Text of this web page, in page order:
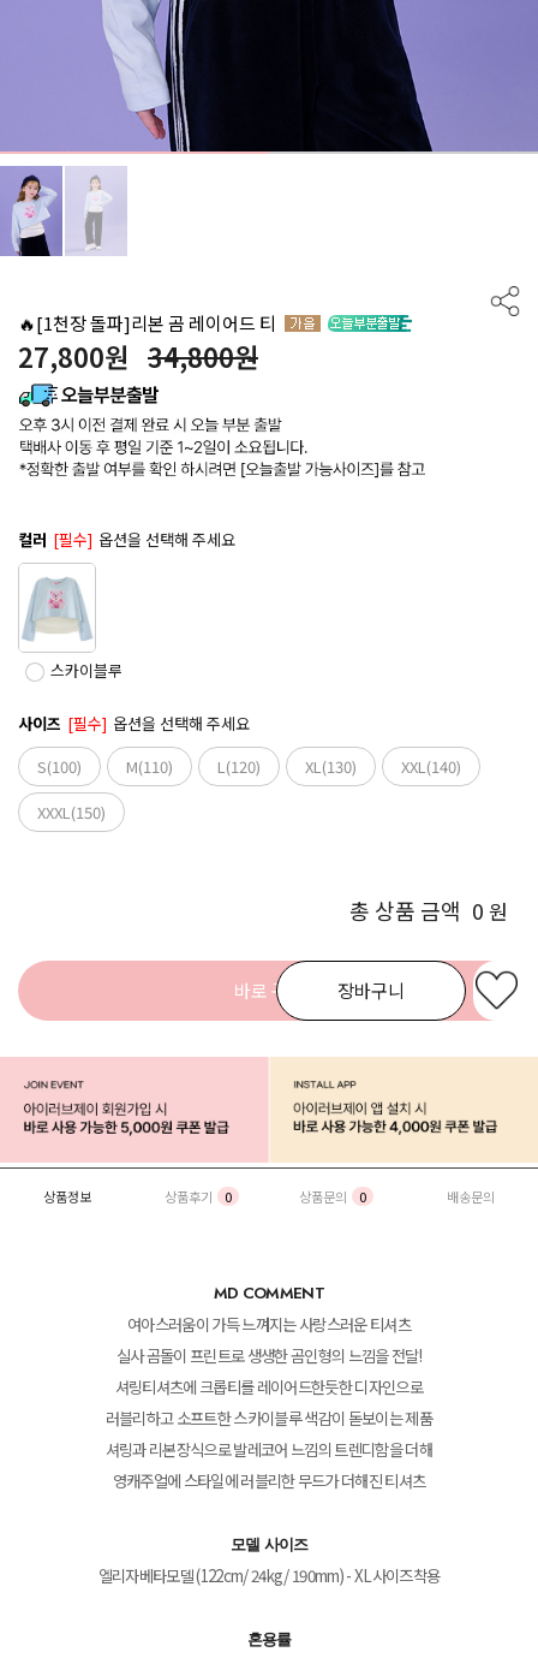
🔥[1천장 돌파]리본 곰 레이어드 티
27,800원 34,800원
컬러 [필수] 옵션을 선택해 주세요
스카이블루
사이즈 [필수] 옵션을 선택해 주세요
S(100)
M(110) L(120) XL(130)
XXL(140)
XXXL(150)
총 상품 금액 0 원
장바구니
바로 구매
상품정보 상품후기 0 상품문의 0 배송문의
MD COMMENT
여아스러움이 가득 느껴지는 사랑스러운 티셔츠
실사 곰돌이 프린트로 생생한 곰인형의 느낌을 전달!
셔링티셔츠에 크롭티를 레이어드한듯한 디자인으로
러블리하고 소프트한 스카이블루 색감이 돋보이는 제품
셔링과 리본장식으로 발레코어 느낌의 트렌디함을 더해
영캐주얼에 스타일에 러블리한 무드가 더해진 티셔츠
모델 사이즈
엘리자베타모델 (122cm/ 24kg/ 190mm) - XL사이즈착용
혼용률